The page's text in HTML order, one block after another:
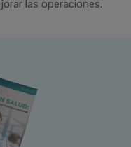
las operaciones.